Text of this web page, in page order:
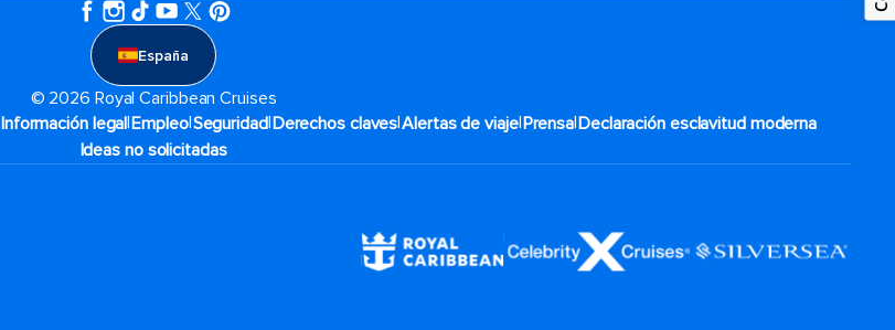
España
© 2026 Royal Caribbean Cruises
Información legal|Empleo|Seguridad|Derechos claves|Alertas de viaje|Prensa|Declaración esclavitud moderna
Ideas no solicitadas